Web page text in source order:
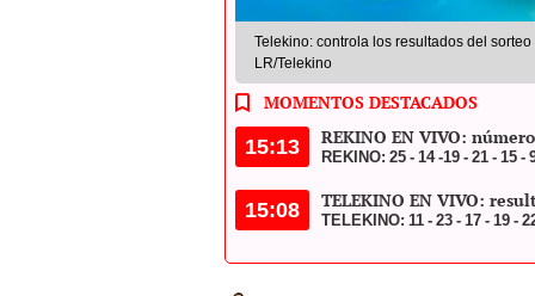
MOMENTOS DESTACADOS
15:13 REKINO EN VIVO:
REKINO: 25 - 14 -19 - 21 - 15 -
15:08 TELEKINO: 11 - 23 - 17 - 19 -
Andrea Jara